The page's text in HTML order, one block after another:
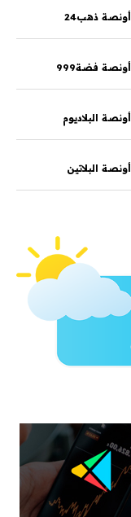
أونصة ذهب24
أونصة فضة999
أونصة البلاديوم
أونصة البلاتين